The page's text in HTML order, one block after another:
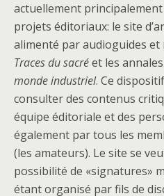
actuellement
projets éditoriaux: le site
alimenté par audioguides et
Traces du sacréet les
monde industriel. Ce
consulter des contenus
équipe éditoriale et des
également par tous les
(les amateurs). Le site se
possibilité de «signatures»
étant organisé par fils de